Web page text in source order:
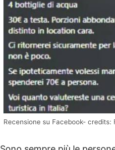
Recensione su Facebook- credits: